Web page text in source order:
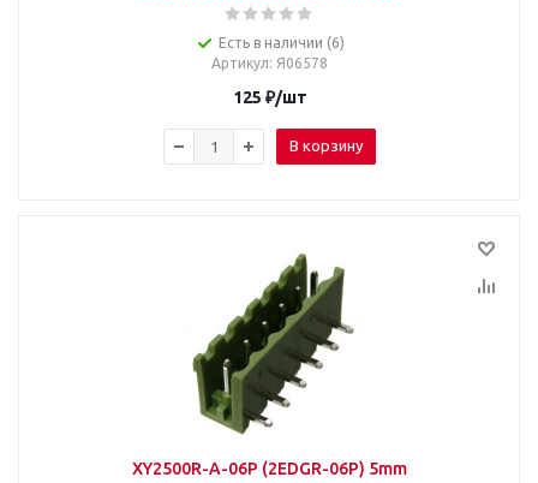
Есть в наличии (6)
Артикул: Я06578
125 ₽/шт
В корзину
XY2500R-A-06P (2EDGR-06P) 5mm